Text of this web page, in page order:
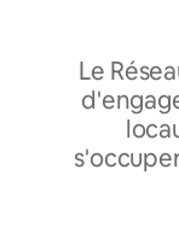
Le